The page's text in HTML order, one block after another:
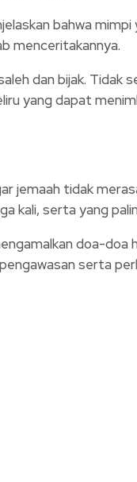
bahwa
menceritakannya.
dan bijak.
yang dapat
jemaah tidak
kali, serta yang
doa-
serta